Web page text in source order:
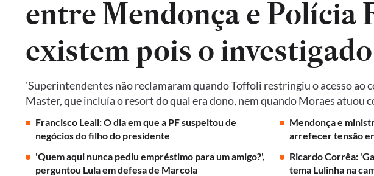
entre Mendonça e Polícia
existem pois o
'Superintendentes não reclamaram quando Toffoli restringiu o acesso ao
Master, que incluía o resort do qual era dono, nem quando Moraes atuou
Francisco Leali: O dia em que a PF suspeitou de
negócios do filho do presidente
Mendonça e
arrefecer tensão
'Quem aqui nunca pediu empréstimo para um amigo?',
perguntou Lula em defesa de Marcola
Ricardo Corrêa:
tema Lulinha na